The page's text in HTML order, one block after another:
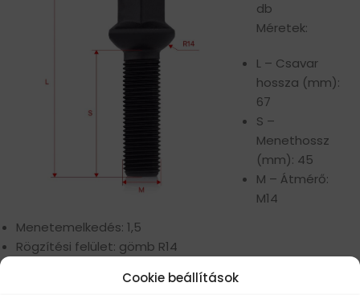
Cookie beállítások
db
Méretek:
L – Csavar
hossza (mm):
67
S –
Menethossz
(mm): 45
M – Átmérő:
M14
Menetemelkedés: 1,5
Rögzítési felület: gömb R14
Szilárdsági osztály: 10.9